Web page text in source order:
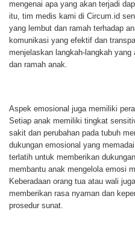
mengenai apa yang akan terjadi
itu, tim medis kami di Circum.id
yang lembut dan ramah terhadap
komunikasi yang efektif dan
menjelaskan langkah-langkah
dan ramah anak.
Aspek emosional juga memiliki
Setiap anak memiliki tingkat
sakit dan perubahan pada tubuh
dukungan emosional yang
terlatih untuk memberikan
membantu anak mengelola emosi
Keberadaan orang tua atau wali
memberikan rasa nyaman dan
prosedur sunat.